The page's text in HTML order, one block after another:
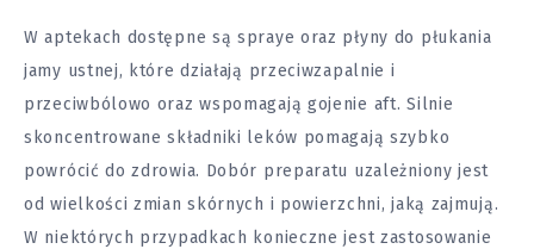
W aptekach dostępne są spraye oraz płyny do płukania
jamy ustnej, które działają przeciwzapalnie i
przeciwbólowo oraz wspomagają gojenie aft. Silnie
skoncentrowane składniki leków pomagają szybko
powrócić do zdrowia. Dobór preparatu uzależniony jest
od wielkości zmian skórnych i powierzchni, jaką zajmują.
W niektórych przypadkach konieczne jest zastosowanie